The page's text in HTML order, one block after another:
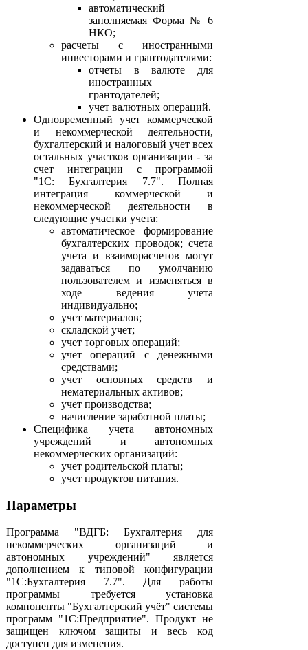
автоматический
заполняемая Форма № 6
НКО;
расчеты с иностранными
инвесторами и грантодателями:
отчеты в валюте для
иностранных
грантодателей;
учет валютных операций.
Одновременный учет коммерческой
и некоммерческой деятельности,
бухгалтерский и налоговый учет всех
остальных участков организации - за
счет интеграции с программой
"1С: Бухгалтерия 7.7". Полная
интеграция коммерческой и
некоммерческой деятельности в
следующие участки учета:
автоматическое формирование
бухгалтерских проводок; счета
учета и взаиморасчетов могут
задаваться по умолчанию
пользователем и изменяться в
ходе ведения учета
индивидуально;
учет материалов;
складской учет;
учет торговых операций;
учет операций с денежными
средствами;
учет основных средств и
нематериальных активов;
учет производства;
начисление заработной платы;
Специфика учета автономных
учреждений и автономных
некоммерческих организаций:
учет родительской платы;
учет продуктов питания.
Параметры
Программа "ВДГБ: Бухгалтерия для
некоммерческих организаций и
автономных учреждений" является
дополнением к типовой конфигурации
"1С:Бухгалтерия 7.7". Для работы
программы требуется установка
компоненты "Бухгалтерский учёт" системы
программ "1С:Предприятие". Продукт не
защищен ключом защиты и весь код
доступен для изменения.